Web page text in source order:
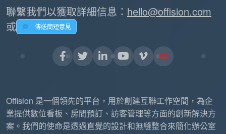
聯繫我們以獲取詳細信息： hello@offision.com
或
傳送簡短意見
Offision 是一個領先的平台，用於創建互聯工作空間，為企
業提供數位看板、房間預訂、訪客管理等方面的創新解決方
案。我們的使命是透過直覺的設計和無縫整合來簡化辦公室